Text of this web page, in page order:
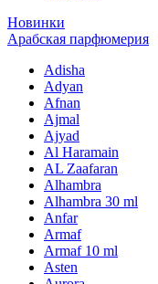
Новинки
Арабская парфюмерия
Adisha
Adyan
Afnan
Ajmal
Ajyad
Al Haramain
AL Zaafaran
Alhambra
Alhambra 30 ml
Anfar
Armaf
Armaf 10 ml
Asten